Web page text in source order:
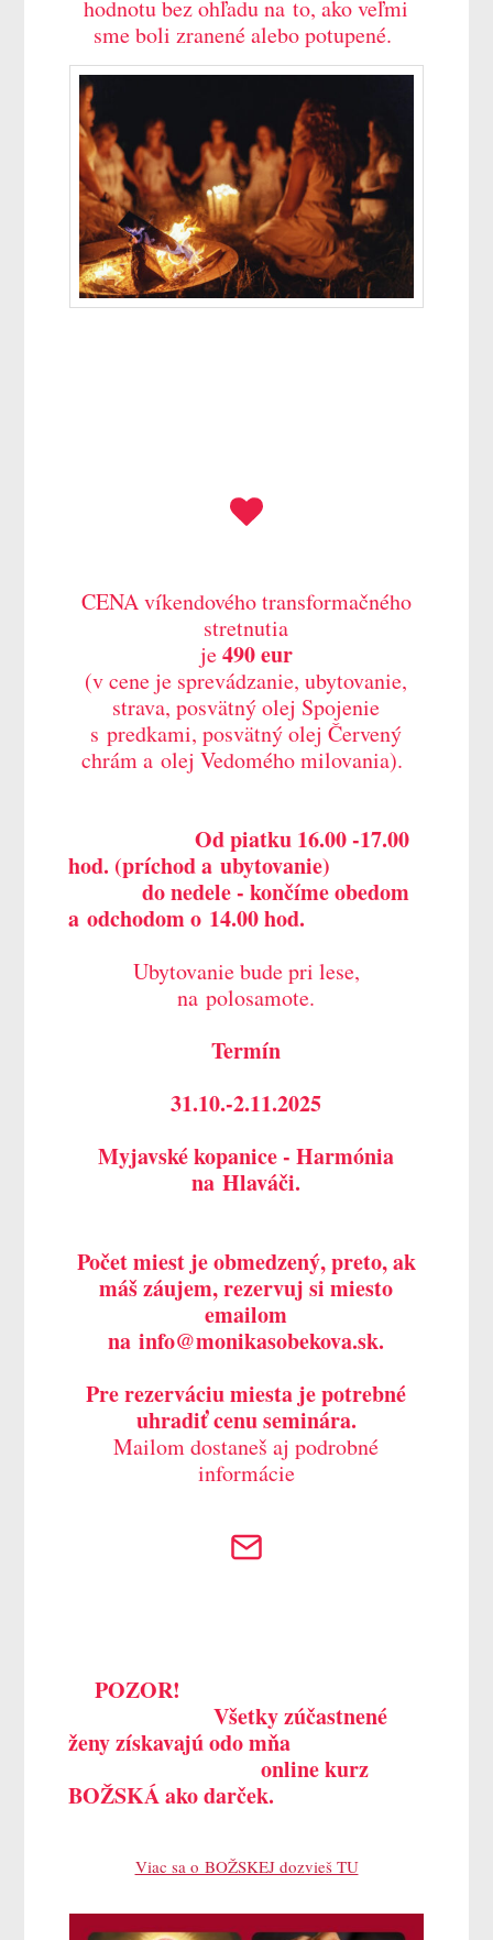
hodnotu bez ohľadu na to, ako veľmi
sme boli zranené alebo potupené.
CENA víkendového transformačného
stretnutia
je490 eur
(v cene je sprevádzanie, ubytovanie,
strava, posvätný olej Spojenie
s predkami, posvätný olej Červený
chrám a olej Vedomého milovania).
Od piatku 16.00 -17.00
hod. (príchod a ubytovanie)
do nedele - končíme obedom
a odchodom o 14.00 hod.
Ubytovanie bude pri lese,
na polosamote.
Termín
31.10.-2.11.2025
Myjavské kopanice - Harmónia
na Hlaváči.
Počet miest je obmedzený, preto, ak
máš záujem, rezervuj si miesto
emailom
na info@monikasobekova.sk.
Pre rezerváciu miesta je potrebné
uhradiť cenu seminára.
Mailom dostaneš aj podrobné
informácie
POZOR!
Všetky zúčastnené
ženy získavajú odo mňa
online kurz
BOŽSKÁ ako darček.
Viac sa o BOŽSKEJ dozvieš TU